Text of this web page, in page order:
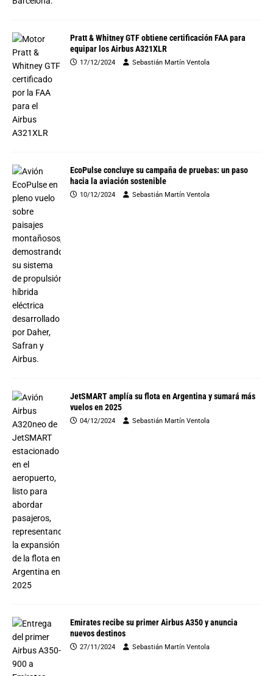
Pratt & Whitney GTF obtiene certificación FAA para
equipar los Airbus A321XLR
17/12/2024 Sebastián Martín Ventola
EcoPulse concluye su campaña de pruebas: un paso
hacia la aviación sostenible
10/12/2024 Sebastián Martín Ventola
JetSMART amplía su flota en Argentina y sumará más
vuelos en 2025
04/12/2024 Sebastián Martín Ventola
Emirates recibe su primer Airbus A350 y anuncia
nuevos destinos
27/11/2024 Sebastián Martín Ventola